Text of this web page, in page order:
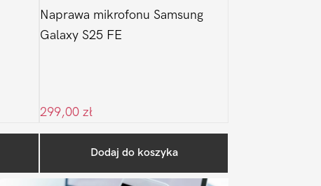
Naprawa mikrofonu Samsung
Galaxy S25 FE
299,00 zł
Dodaj do koszyka
Sidebar